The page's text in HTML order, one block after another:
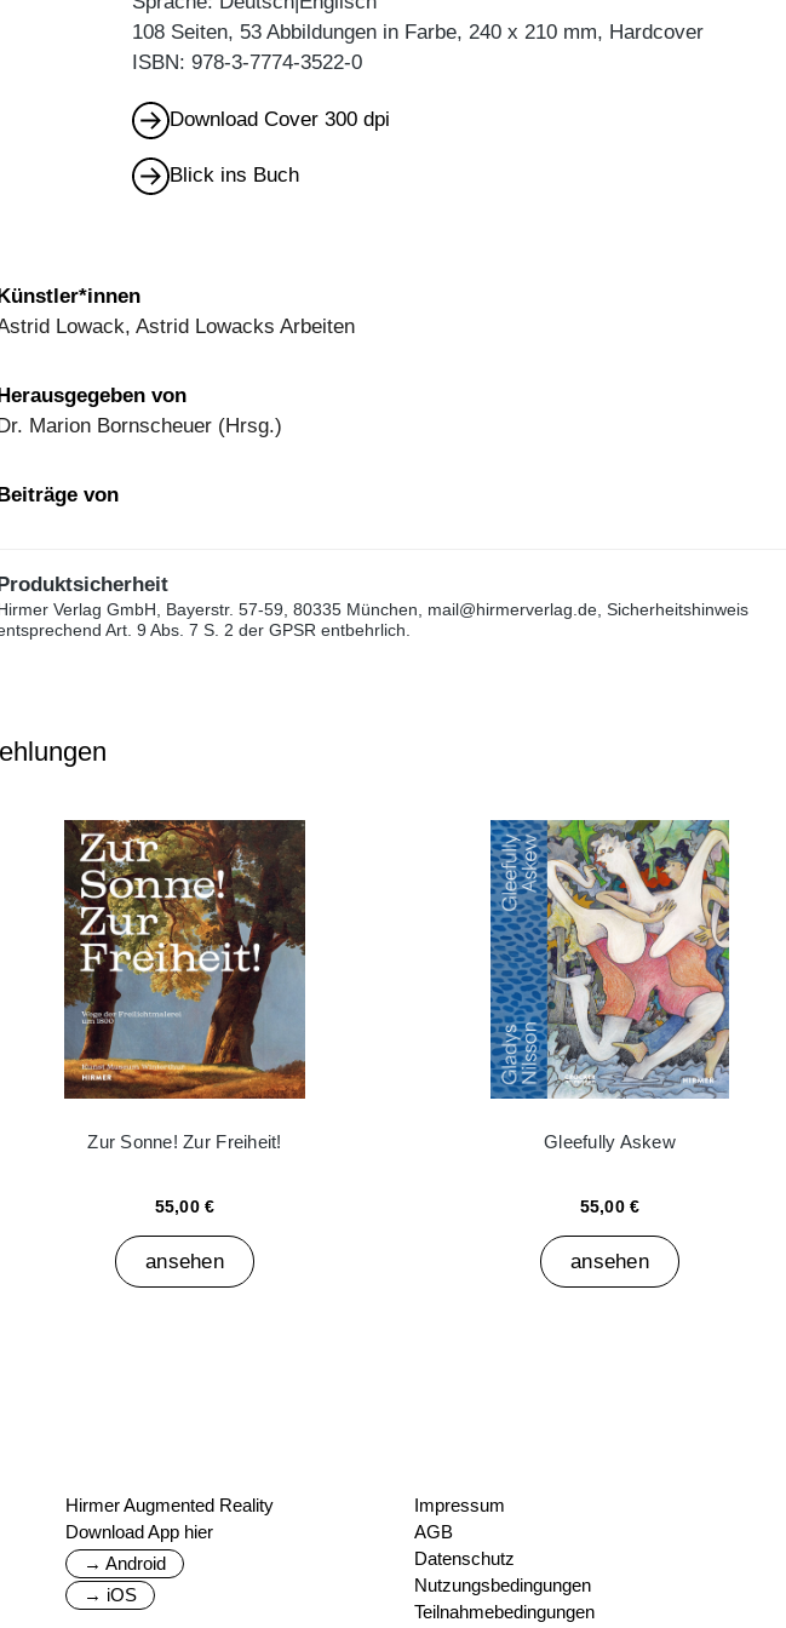
108 Seiten, 53 Abbildungen in Farbe, 240 x 210 mm, Hardcover
ISBN: 978-3-7774-3522-0
Download Cover 300 dpi
Blick ins Buch
Lowack, Astrid Lowacks Arbeiten
von
Marion Bornscheuer (Hrsg.)
von
Verlag GmbH, Bayerstr. 57-59, 80335 München, mail@hirmerverlag.de, Sicherheitshinweis
Art. 9 Abs. 7 S. 2 der GPSR entbehrlich.
Zur Sonne! Zur Freiheit!
55,00 €
ansehen
Gleefully Askew
55,00 €
ansehen
Hirmer Augmented Reality
Download App hier
→ Android
→ iOS
Impressum
AGB
Datenschutz
Nutzungsbedingungen
Teilnahmebedingungen